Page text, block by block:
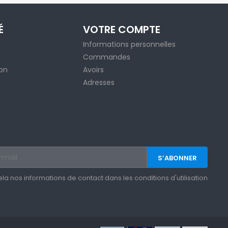
VOTRE COMPTE
Informations personnelles
Commandes
Avoirs
Adresses
nos informations de contact dans les conditions d'utilisation